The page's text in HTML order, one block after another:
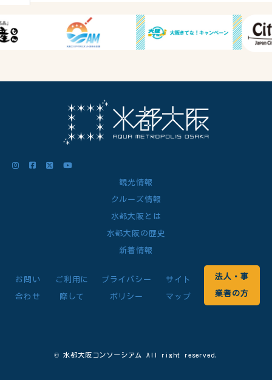
観光情報
クルーズ情報
水都大阪とは
水都大阪の歴史
新着情報
お問い
合わせ
ご利用に
際して
プライバシー
ポリシー
サイト
マップ
法人・事
業者の方
© 水都大阪コンソーシアム All right reserved.